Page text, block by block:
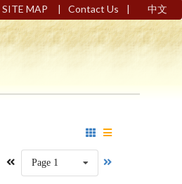
SITE MAP | Contact Us | 中文
Page 1